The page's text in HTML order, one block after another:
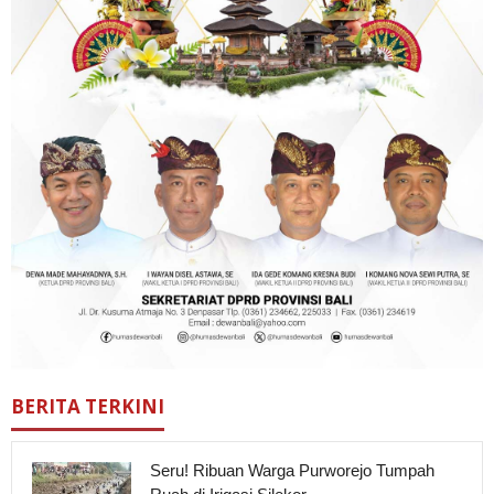
BERITA TERKINI
Seru! Ribuan Warga Purworejo Tumpah